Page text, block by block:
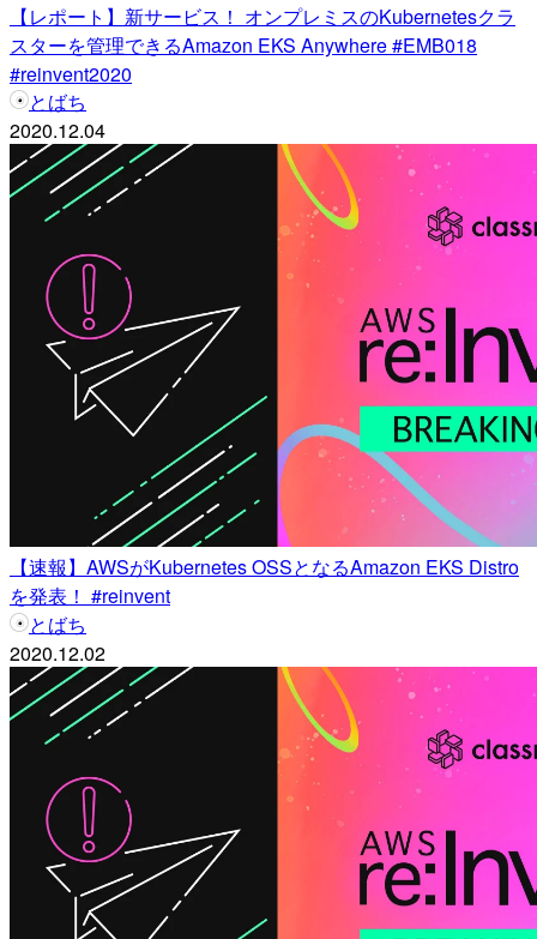
【レポート】新サービス！ オンプレミスのKubernetesクラ
スターを管理できるAmazon EKS Anywhere #EMB018
#reinvent2020
とばち
2020.12.04
【速報】AWSがKubernetes OSSとなるAmazon EKS Distro
を発表！ #reinvent
とばち
2020.12.02